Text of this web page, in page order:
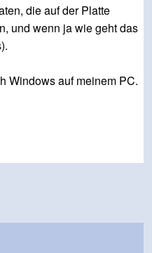
die auf der Platte
und wenn ja wie geht das
Windows auf meinem PC.